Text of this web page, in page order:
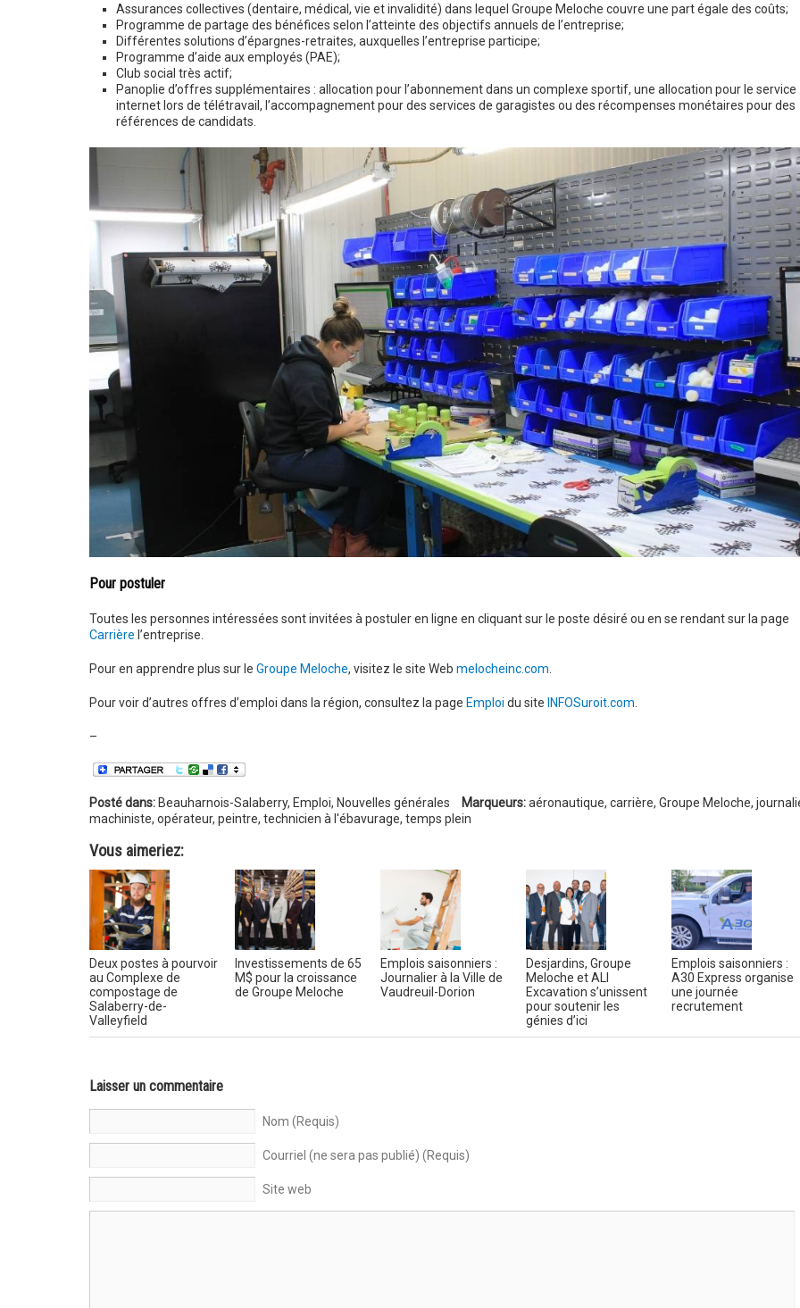
Assurances collectives (dentaire, médical, vie et invalidité) dans lequel Groupe Meloche couvre une part égale des coûts;
Programme de partage des bénéfices selon l’atteinte des objectifs annuels de l’entreprise;
Différentes solutions d’épargnes-retraites, auxquelles l’entreprise participe;
Programme d’aide aux employés (PAE);
Club social très actif;
Panoplie d’offres supplémentaires : allocation pour l’abonnement dans un complexe sportif, une allocation pour le service
internet lors de télétravail, l’accompagnement pour des services de garagistes ou des récompenses monétaires pour des
références de candidats.
Pour postuler
Toutes les personnes intéressées sont invitées à postuler en ligne en cliquant sur le poste désiré ou en se rendant sur la page
Carrière l’entreprise.
Pour en apprendre plus sur le Groupe Meloche, visitez le site Web melocheinc.com
Pour voir d’autres offres d’emploi dans la région, consultez la page Emploi du site INFOSuroit.com
–
Posté dans: Beauharnois-Salaberry, Emploi, Nouvelles générales Marqueurs: aéronautique, carrière, Groupe Meloche,
machiniste, opérateur, peintre, technicien à l'ébavurage, temps plein
Vous aimeriez:
Deux postes à pourvoir
au Complexe de
compostage de
Salaberry-de-
Valleyfield
Investissements de 65
M$ pour la croissance
de Groupe Meloche
Emplois saisonniers :
Journalier à la Ville de
Vaudreuil-Dorion
Desjardins, Groupe
Meloche et ALI
Excavation s’unissent
pour soutenir les
génies d’ici
Emplois saisonniers :
A30 Express organise
une journée
recrutement
Laisser un commentaire
Nom (Requis)
Courriel (ne sera pas publié) (Requis)
Site web